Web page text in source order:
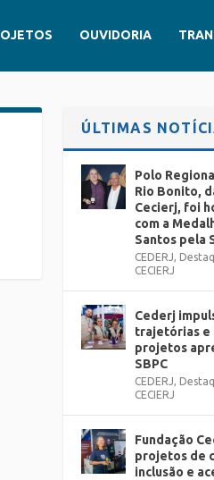
OUVIDORIA
ÚLTIMAS
Polo
Rio Bonito,
Cecierj, foi
com a
Santos pela
CEDERJ,
CECIERJ
Cederj
trajetórias e
projetos
SBPC
CEDERJ,
CECIERJ
Fundação
projetos de
inclusão e